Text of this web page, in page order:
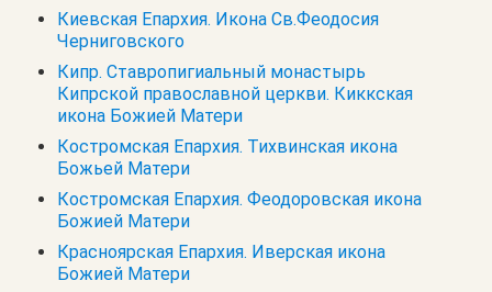
Киевская Епархия. Икона Св.Феодосия
Черниговского
Кипр. Cтавропигиальный монастырь
Кипрской православной церкви. Киккская
икона Божией Матери
Костромская Епархия. Тихвинская икона
Божьей Матери
Костромская Епархия. Феодоровская икона
Божией Матери
Красноярская Епархия. Иверская икона
Божией Матери